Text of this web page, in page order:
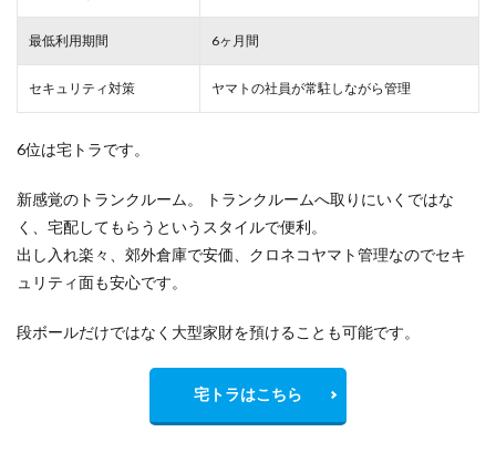
最低利用期間 6ヶ月間
セキュリティ対策 ヤマトの社員が常駐しながら管理
6位は宅トラです。
新感覚のトランクルーム。 トランクルームへ取りにいくではな
く、宅配してもらうというスタイルで便利。
出し入れ楽々、郊外倉庫で安価、クロネコヤマト管理なのでセキ
ュリティ面も安心です。
段ボールだけではなく大型家財を預けることも可能です。
宅トラはこちら